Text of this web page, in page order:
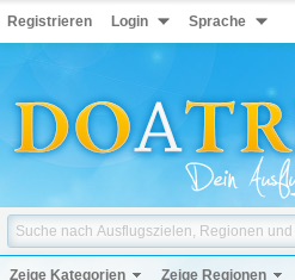
Registrieren Login Sprache
Zeige Kategorien Zeige Regionen